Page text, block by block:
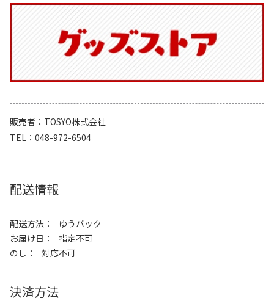
販売者
TOSYO株式会社
TEL
048-972-6504
配送情報
配送方法
ゆうパック
お届け日
指定不可
のし
対応不可
決済方法